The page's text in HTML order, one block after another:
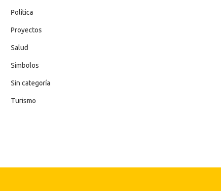
Política
Proyectos
Salud
Simbolos
Sin categoría
Turismo